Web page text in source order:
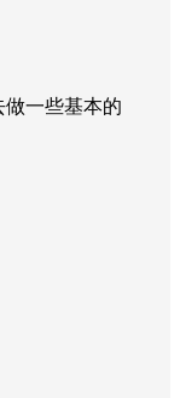
一些基本的